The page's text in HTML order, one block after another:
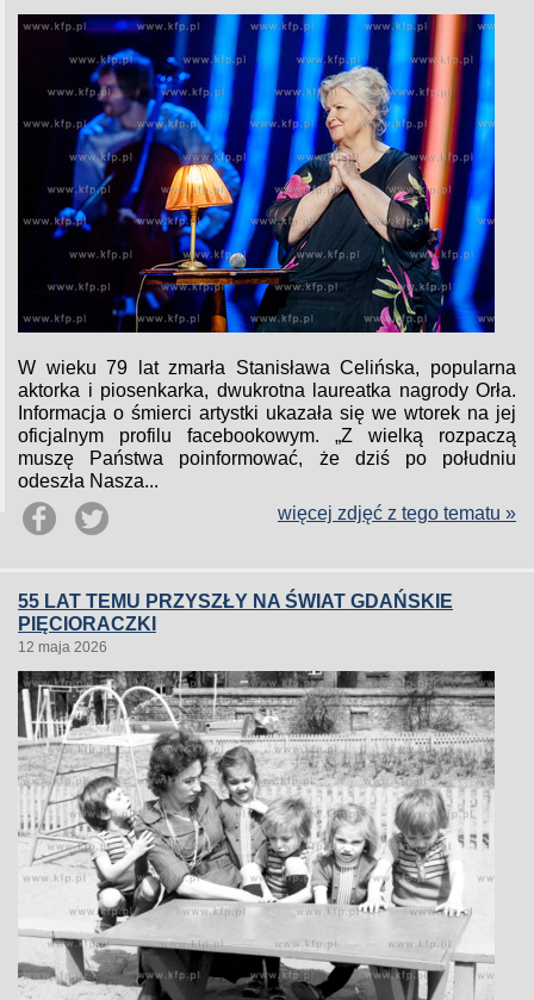
W wieku 79 lat zmarła Stanisława Celińska, popularna
aktorka i piosenkarka, dwukrotna laureatka nagrody Orła.
Informacja o śmierci artystki ukazała się we wtorek na jej
oficjalnym profilu facebookowym. „Z wielką rozpaczą
muszę Państwa poinformować, że dziś po południu
odeszła Nasza...
więcej zdjęć z tego tematu »
55 LAT TEMU PRZYSZŁY NA ŚWIAT GDAŃSKIE
PIĘCIORACZKI
12 maja 2026